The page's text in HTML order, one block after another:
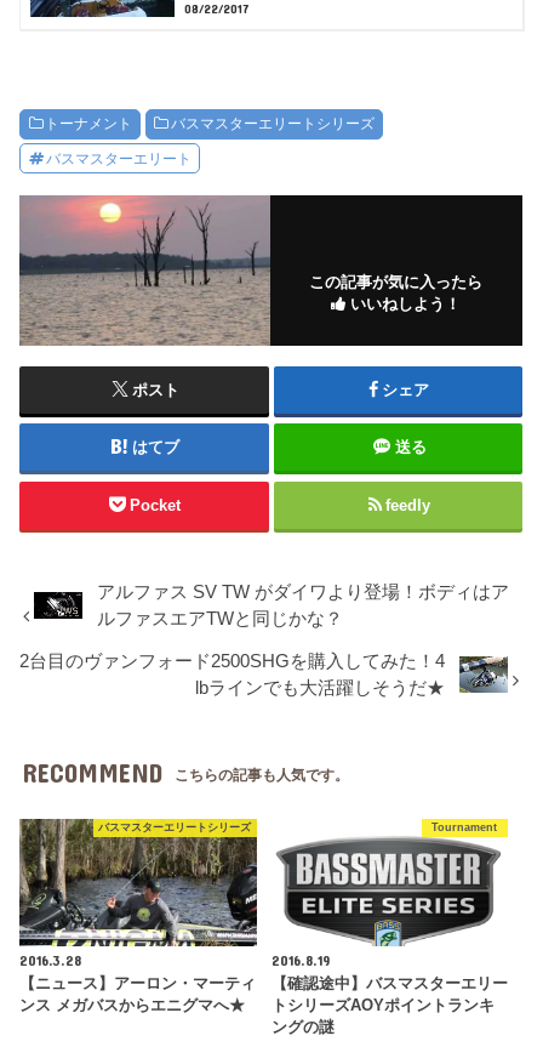
08/22/2017
トーナメント バスマスターエリートシリーズ
バスマスターエリート
この記事が気に入ったら
いいねしよう！
ポスト シェア
はてブ 送る
Pocket feedly
アルファス SV TW がダイワより登場！ボディはア
ルファスエアTWと同じかな？
2台目のヴァンフォード2500SHGを購入してみた！4
lbラインでも大活躍しそうだ★
RECOMMEND こちらの記事も人気です。
バスマスターエリートシリーズ
2016.3.28
【ニュース】アーロン・マーティ
ンス メガバスからエニグマへ★
Tournament
2016.8.19
【確認途中】バスマスターエリー
トシリーズAOYポイントランキ
ングの謎